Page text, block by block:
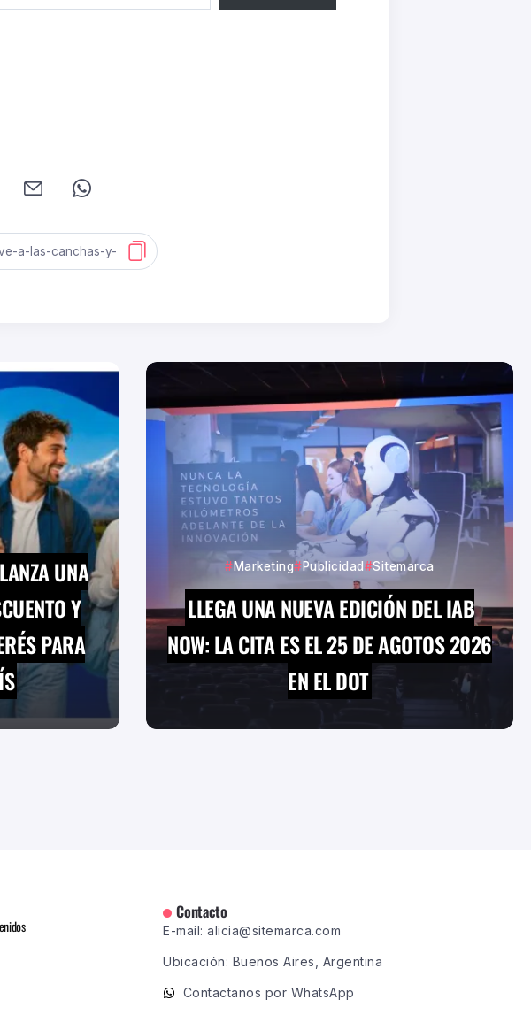
UNA
Y
PARA
Marketing Publicidad Sitemarca
LLEGA UNA NUEVA EDICIÓN DEL IAB
NOW: LA CITA ES EL 25 DE AGOTOS 2026
EN EL DOT
Contacto
E-mail: alicia@sitemarca.com
Ubicación: Buenos Aires, Argentina
Contactanos por WhatsApp